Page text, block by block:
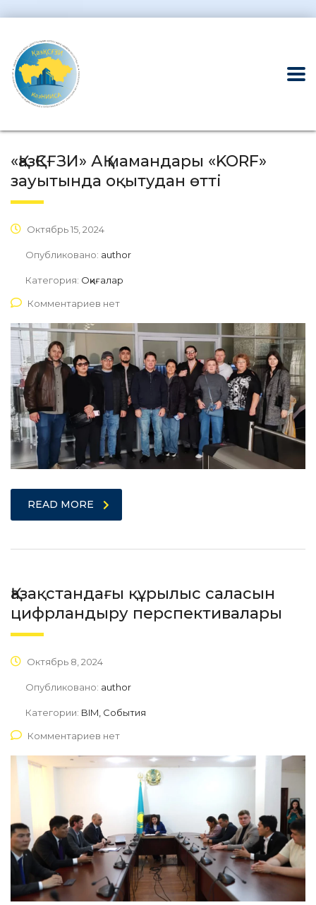
«ҚазҚСҒЗИ» АҚ мамандары «KORF»
зауытында оқытудан өтті
Октябрь 15, 2024
Опубликовано: author
Категория: Оқиғалар
Комментариев нет
READ MORE
Қазақстандағы құрылыс саласын
цифрландыру перспективалары
Октябрь 8, 2024
Опубликовано: author
Категории: BIM, События
Комментариев нет